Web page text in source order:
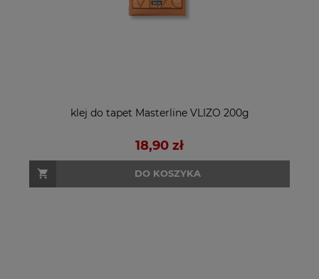
klej do tapet Masterline VLIZO 200g
18,90 zł
DO KOSZYKA